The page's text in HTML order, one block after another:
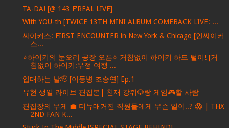
TA-DA! [@ 143 F'REAL LIVE]
With YOU-th [TWICE 13TH MINI ALBUM COMEBACK LIVE: ...
싸이커스: FIRST ENCOUNTER in New York & Chicago [인싸이커
스...
⭐하이키의 눈오리 공장 오픈⭐ 거침없이 하이키 하드 털이! [거
침없이 하이키:우정 여행 ...
입대하는 날🫡 [이등병 조승연] Ep.1
유현 생일 라이브 편집본| 천재 강쥐🐶랑 게임🎮할 사람
편집장의 무게 💼 더뉴매거진 직원들에게 무슨 일이..? 😱 | THX
2ND FAN K...